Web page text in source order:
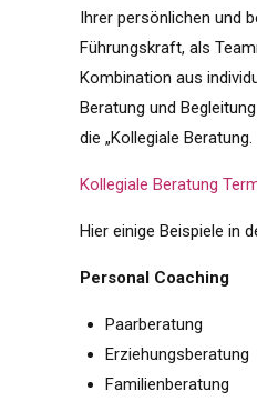
Ihrer persönlichen und
Führungskraft, als
Kombination aus
Beratung und
die „Kollegiale
Kollegiale Beratung
Hier einige Beispiele in
Personal Coaching
Paarberatung
Erziehungsberatung
Familienberatung